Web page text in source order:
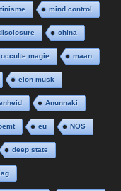
mind control
china
magie maan
elon musk
Anunnaki
eu NOS
deep state